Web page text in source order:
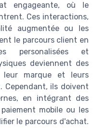
engageante, où le
Ces interactions,
augmentée ou les
le parcours client en
personalisées et
deviennent des
leur marque et leurs
Cependant, ils doivent
en intégrant des
mobile ou les
le parcours d'achat.